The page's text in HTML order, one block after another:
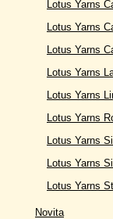
Lotus Yarns
Lotus Yarns
Lotus Yarns
Lotus Yarns
Lotus Yarns
Lotus Yarns
Lotus Yarns
Lotus Yarns
Lotus Yarns
Novita